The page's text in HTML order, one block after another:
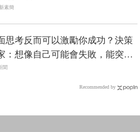
素簡
思考反而可以激勵你成功？決策
：想像自己可能會失敗，能突破
終點路上的障礙
聞
Recommended by